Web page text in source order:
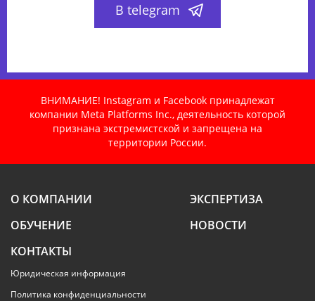
В telegram
ВНИМАНИЕ! Instagram и Facebook принадлежат
компании Meta Platforms Inc., деятельность которой
признана экстремистской и запрещена на
территории России.
О КОМПАНИИ
ЭКСПЕРТИЗА
ОБУЧЕНИЕ
НОВОСТИ
КОНТАКТЫ
Юридическая информация
Политика конфиденциальности